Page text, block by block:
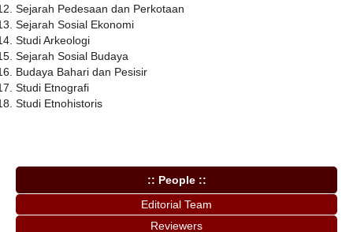
Sejarah Pedesaan dan Perkotaan
Sejarah Sosial Ekonomi
Studi Arkeologi
Sejarah Sosial Budaya
Budaya Bahari dan Pesisir
Studi Etnografi
Studi Etnohistoris
:: People ::
Editorial Team
Reviewers